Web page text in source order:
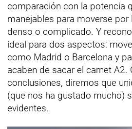
comparación con la potencia
manejables para moverse
denso o complicado. Y
ideal para dos aspectos:
como Madrid o Barcelona y
acaben de sacar el carnet A2.
conclusiones, diremos que
(que nos ha gustado mucho)
evidentes.